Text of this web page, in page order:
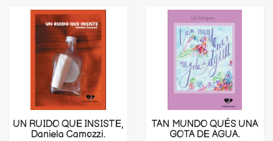
UN RUIDO QUE INSISTE,
Daniela Camozzi.
TAN MUNDO QUÉS UNA
GOTA DE AGUA.